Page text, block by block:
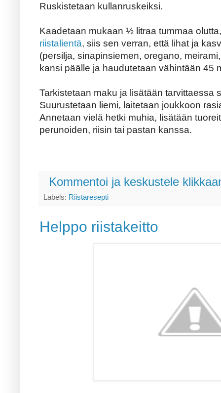
Ruskistetaan kullanruskeiksi.
Kaadetaan mukaan ½ litraa tummaa
riistalientä, siis sen verran, että lihat ja
(persilja, sinapinsiemen, oregano,
kansi päälle ja haudutetaan vähintään 45
Tarkistetaan maku ja lisätään tarvittaessa
Suurustetaan liemi, laitetaan joukkoon
Annetaan vielä hetki muhia, lisätään
perunoiden, riisin tai pastan kanssa.
Kommentoi ja keskustele
Labels: Riistaresepti
Helppo riistakeitto